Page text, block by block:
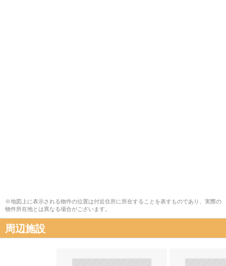
※地図上に表示される物件の位置は付近住所に所在することを表すものであり、実際の
物件所在地とは異なる場合がございます。
周辺施設